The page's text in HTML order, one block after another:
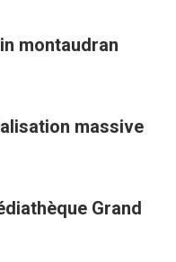
montaudran
massive
Grand